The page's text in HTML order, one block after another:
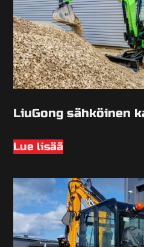
LiuGong sähköinen
Lue lisää